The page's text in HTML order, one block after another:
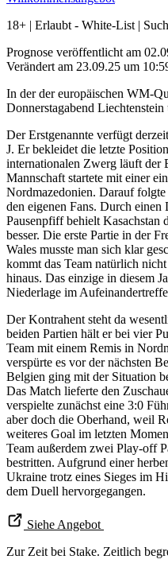
18+ | Erlaubt - White-List |
Prognose veröffentlicht am
Verändert am 23.09.25 um
In der der europäischen WM-
Donnerstagabend
Der Erstgenannte verfügt
J. Er bekleidet die letzte
internationalen Zwerg läuft der
Mannschaft startete mit einer
Nordmazedonien. Darauf
den eigenen Fans. Durch
Pausenpfiff behielt Kasachstan
besser. Die erste Partie in der
Wales musste man sich klar
kommt das Team natürlich
hinaus. Das einzige in diesem
Niederlage im
Der Kontrahent steht da
beiden Partien hält er bei vier
Team mit einem Remis in
verspürte es vor der nächsten
Belgien ging mit der Situation
Das Match lieferte den
verspielte zunächst eine 3:0
aber doch die Oberhand, weil
weiteres Goal im letzten
Team außerdem zwei Play-off
bestritten. Aufgrund einer
Ukraine trotz eines Sieges im
dem Duell hervorgegangen.
Siehe Angebot
Zur Zeit bei Stake. Zeitlich